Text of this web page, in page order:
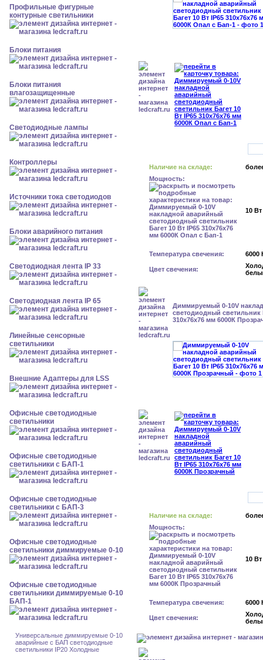
Профильные фигурные
контурные светильники
Блоки питания
Блоки питания
влагозащищенные
Светодиодные лампы
Контроллеры
Источники тока светодиодов
Блоки аварийного питания
Светодиодная лента IP 33
Светодиодная лента IP 65
Линейные сенсорные
светильники
Внешние Адаптеры для LSS
Офисные светодиодные
светильники
Офисные светодиодные
светильники с БАП-1
Офисные светодиодные
светильники с БАП-3
Офисные светодиодные
светильники диммируемые 0-10
Офисные светодиодные
светильники диммируемые 0-10
БАП-1
Универсальные диммируемые 0-10
аварийные с БАП светодиодные
светильники IP20 Холодные
Наличие на складе:
Мощность:
10 Вт
Температура свечения: 6000
Цвет свечения:
Диммируемый 0-10V
светодиодный светильник
310x76x76 мм 6000К
Наличие на складе:
Мощность:
10 Вт
Температура свечения: 6000
Цвет свечения: